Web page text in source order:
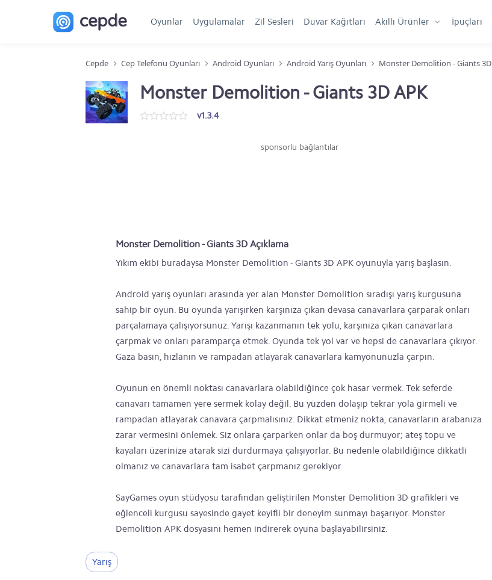
Oyunlar Uygulamalar Zil Sesleri Duvar Kağıtları Akıllı Ürünler İpuçları
Cepde Cep Telefonu Oyunları Android Oyunları Android Yarış Oyunları Monster Demolition - Giants 3D
Monster Demolition - Giants 3D APK
v1.3.4
sponsorlu bağlantılar
Monster Demolition - Giants 3D Açıklama
Yıkım ekibi buradaysa Monster Demolition - Giants 3D APK oyunuyla yarış başlasın.
Android yarış oyunları arasında yer alan Monster Demolition sıradışı yarış kurgusuna
sahip bir oyun. Bu oyunda yarışırken karşınıza çıkan devasa canavarlara çarparak onları
parçalamaya çalışıyorsunuz. Yarışı kazanmanın tek yolu, karşınıza çıkan canavarlara
çarpmak ve onları paramparça etmek. Oyunda tek yol var ve hepsi de canavarlara çıkıyor.
Gaza basın, hızlanın ve rampadan atlayarak canavarlara kamyonunuzla çarpın.
Oyunun en önemli noktası canavarlara olabildiğince çok hasar vermek. Tek seferde
canavarı tamamen yere sermek kolay değil. Bu yüzden dolaşıp tekrar yola girmeli ve
rampadan atlayarak canavara çarpmalısınız. Dikkat etmeniz nokta, canavarların arabanıza
zarar vermesini önlemek. Siz onlara çarparken onlar da boş durmuyor; ateş topu ve
kayaları üzerinize atarak sizi durdurmaya çalışıyorlar. Bu nedenle olabildiğince dikkatli
olmanız ve canavarlara tam isabet çarpmanız gerekiyor.
SayGames oyun stüdyosu tarafından geliştirilen Monster Demolition 3D grafikleri ve
eğlenceli kurgusu sayesinde gayet keyifli bir deneyim sunmayı başarıyor. Monster
Demolition APK dosyasını hemen indirerek oyuna başlayabilirsiniz.
Yarış